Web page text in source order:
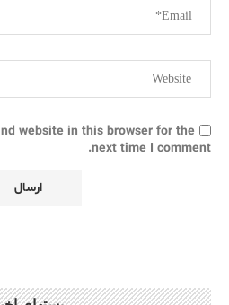
website in this browser for the
next time I comment.